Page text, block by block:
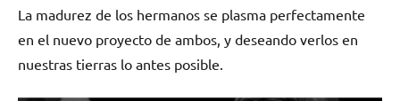
La madurez de los hermanos se plasma perfectamente
en el nuevo proyecto de ambos, y deseando verlos en
nuestras tierras lo antes posible.